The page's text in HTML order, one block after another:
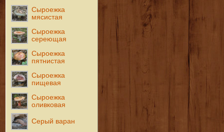
Сыроежка
мясистая
Сыроежка
сереющая
Сыроежка
пятнистая
Сыроежка
пищевая
Сыроежка
оливковая
Серый варан